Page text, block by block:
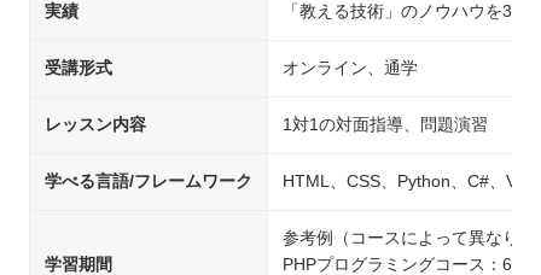
実績 「教える技術」のノウハウを30
受講形式 オンライン、通学
レッスン内容 1対1の対面指導、問題演習
学べる言語/フレームワーク HTML、CSS、Python、C#、VB
学習期間
参考例（コースによって異なりま
PHPプログラミングコース：66